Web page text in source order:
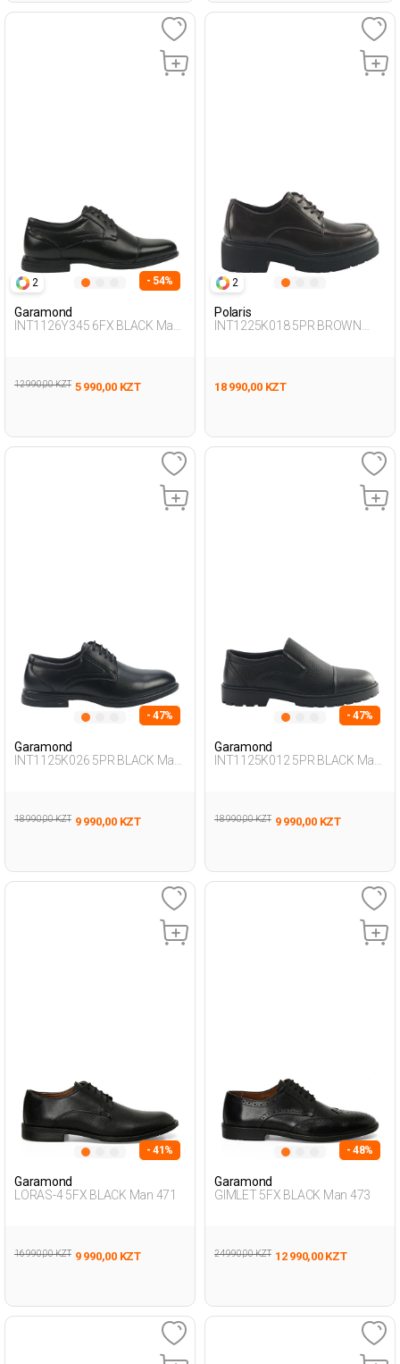
2 - 54%
Garamond
INT1126Y345 6FX BLACK Man
12 990,00 KZT 5 990,00 KZT
2
Polaris
INT1225K018 5PR BROWN
18 990,00 KZT
- 47%
Garamond
INT1125K026 5PR BLACK Man
18 990,00 KZT 9 990,00 KZT
- 47%
Garamond
INT1125K012 5PR BLACK Man
18 990,00 KZT 9 990,00 KZT
- 41%
Garamond
LORAS-4 5FX BLACK Man 471
16 990,00 KZT 9 990,00 KZT
- 48%
Garamond
GIMLET 5FX BLACK Man 473
24 990,00 KZT 12 990,00 KZT